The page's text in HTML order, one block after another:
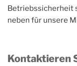
Betriebssicherheit
neben für unsere
Kontaktieren